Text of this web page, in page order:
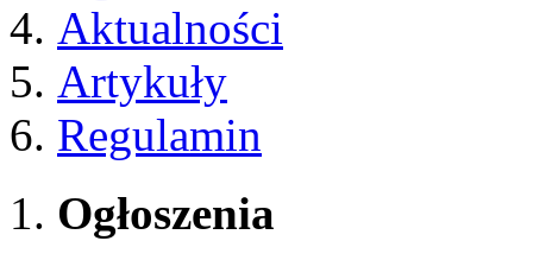
Aktualności
Artykuły
Regulamin
Ogłoszenia